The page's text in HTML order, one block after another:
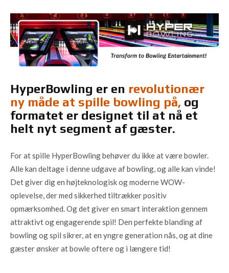
HyperBowling er en revolutionær
ny måde at spille bowling på, og
formatet er designet til at nå et
helt nyt segment af gæster.
For at spille HyperBowling behøver du ikke at være bowler.
Alle kan deltage i denne udgave af bowling, og alle kan vinde!
Det giver dig en højteknologisk og moderne WOW-
oplevelse, der med sikkerhed tiltrækker positiv
opmærksomhed. Og det giver en smart interaktion gennem
attraktivt og engagerende spil! Den perfekte blanding af
bowling og spil sikrer, at en yngre generation nås, og at dine
gæster ønsker at bowle oftere og i længere tid!